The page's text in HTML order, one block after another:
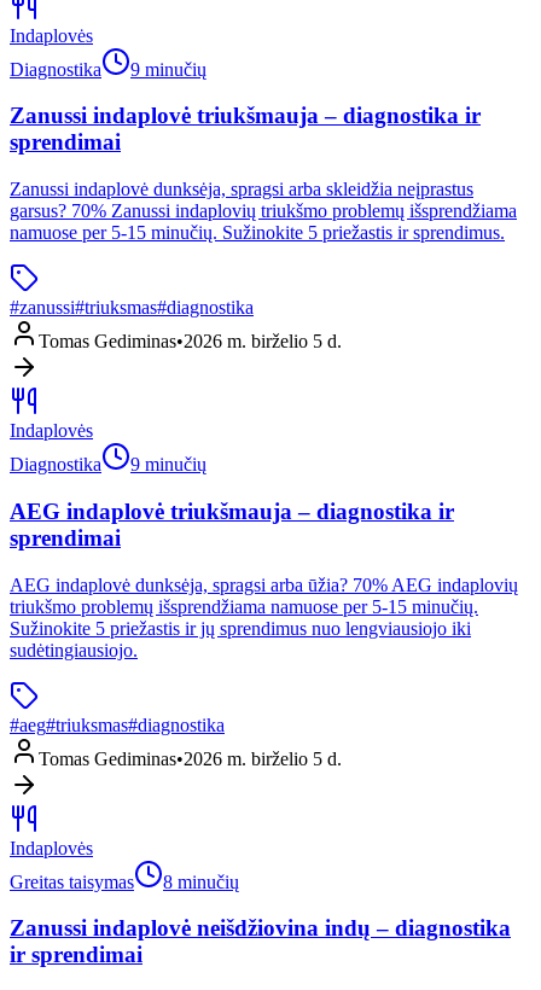
Indaplovės
Diagnostika
9 minučių
Zanussi indaplovė triukšmauja – diagnostika ir
sprendimai
Zanussi indaplovė dunksėja, spragsi arba skleidžia neįprastus
garsus? 70% Zanussi indaplovių triukšmo problemų išsprendžiama
namuose per 5-15 minučių. Sužinokite 5 priežastis ir sprendimus.
#zanussi#triuksmas#diagnostika
Tomas Gediminas•2026 m. birželio 5 d.
Indaplovės
Diagnostika
9 minučių
AEG indaplovė triukšmauja – diagnostika ir
sprendimai
AEG indaplovė dunksėja, spragsi arba ūžia? 70% AEG indaplovių
triukšmo problemų išsprendžiama namuose per 5-15 minučių.
Sužinokite 5 priežastis ir jų sprendimus nuo lengviausiojo iki
sudėtingiausiojo.
#aeg#triuksmas#diagnostika
Tomas Gediminas•2026 m. birželio 5 d.
Indaplovės
Greitas taisymas
8 minučių
Zanussi indaplovė neišdžiovina indų – diagnostika
ir sprendimai